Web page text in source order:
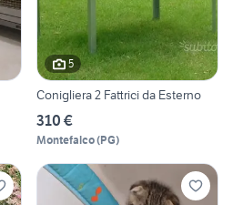
5
Conigliera 2 Fattrici da Esterno
310 €
Montefalco(PG)